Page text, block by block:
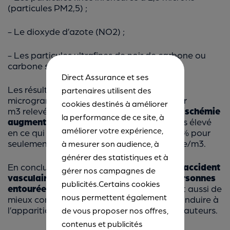
(particules PM2,5) ;
- Le dioxyde d’azote (NO2) ;
- Les particules ultrafines de noir de carbone ou
carbone suie (BC, pour
Les résultats montrent que pour de 10
microgrammes (µg) de dioxyde d’azote par
m3 relevés dans l’atmosphère,
le risque d’ischémie
augmente de 4 % . Ce risque est même plus élevé
en ce qui concerne le noir de carbone : +5 % pour
seulement une présence de 1 microgramme/m3.
En conclusion, le
risque de développer un accident
vasculaire cérébral est réduit chez les personnes
entourées de verdure. Cette étude permet aussi de
mieux comprendre les facteurs pouvant conduire à
l’apparition de cette maladie, ajoutent les auteurs.
Direct Assurance et ses
partenaires utilisent des
cookies destinés à améliorer
la performance de ce site, à
améliorer votre expérience,
à mesurer son audience, à
générer des statistiques et à
gérer nos campagnes de
publicités.Certains cookies
nous permettent également
de vous proposer nos offres,
contenus et publicités